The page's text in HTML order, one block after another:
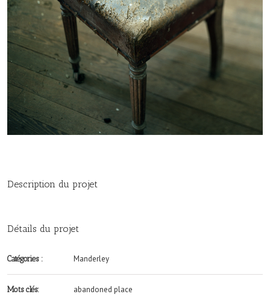
Description du projet
Détails du projet
Catégories : Manderley
Mots clés:
abandoned place